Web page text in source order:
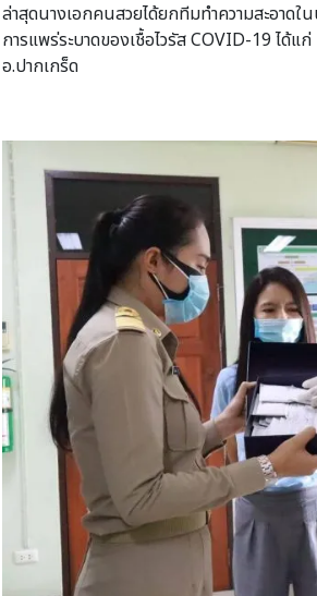
ล่าสุดนางเอกคนสวยได้ยกทีมทำความสะอาด
การแพร่ระบาดของเชื้อไวรัส COVID-19 ได้
อ.ปากเกร็ด